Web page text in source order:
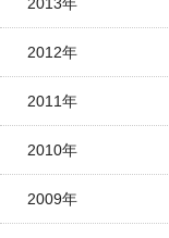
2012年
2011年
2010年
2009年